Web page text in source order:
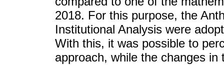
2018. For this purpose, the
Institutional Analysis were
With this, it was possible to
approach, while the changes